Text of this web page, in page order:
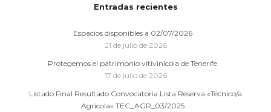
Entradas recientes
Espacios disponibles a 02/07/2026
21 de julio de 2026
Protegemos el patrimonio vitivinícola de Tenerife
17 de julio de 2026
Listado Final Resultado Convocatoria Lista Reserva «Técnico/a
Agrícola» TEC_AGR_03/2025